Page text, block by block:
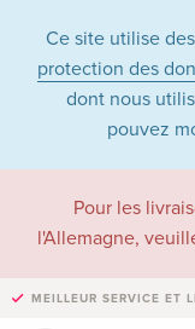
Ce site utilise
protection des
dont nous
pouvez
Pour les
l'Allemagne,
MEILLEUR SERVICE ET